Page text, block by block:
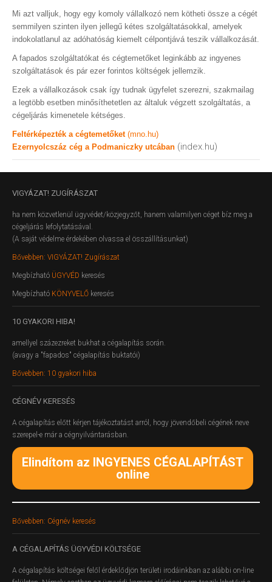
Mi azt valljuk, hogy egy komoly vállalkozó nem kötheti össze a cégét
semmilyen szinten ilyen jellegű kétes szolgáltatásokkal, amelyek
indokolatlanul az adóhatóság kiemelt célpontjává teszik vállalkozását.
A fapados szolgáltatókat és cégtemetőket leginkább az ingyenes
szolgáltatások és pár ezer forintos költségek jellemzik.
Ezek a vállalkozások csak így tudnak ügyfelet szerezni, szakmailag
a legtöbb esetben minősíthetetlen az általuk végzett szolgáltatás, a
cégeljárás kimenetele kétséges.
Feltérképezték a cégtemetőket (mno.hu)
Ezernyolcszáz cég a Podmaniczky utcában (index.hu)
VIGYÁZAT! ZUGÍRÁSZAT
ha nem közvetlenül ügyvédet/közjegyzőt, hanem valamilyen céget bíz meg a
cégeljárás lefolytatásával.
(A saját védelme érdekében olvassa el összállításunkat)
Bővebben: VIGYÁZAT! Zugírászat
Megbízható ÜGYVÉD keresés
Megbízható KÖNYVELŐ keresés
10 GYAKORI HIBA!
amellyel százezreket bukhat a cégalapítás során.
(avagy a "fapados" cégalapítás buktatói)
Bővebben: 10 gyakori hiba
CÉGNÉV KERESÉS
A cégalapítás előtt kérjen tájékoztatást arról, hogy jövendőbeli cégének neve
szerepel-e már a cégnyilvántarásban.
Elindítom az INGYENES CÉGALAPÍTÁST
online
Bővebben: Cégnév keresés
A CÉGALAPÍTÁS ÜGYVÉDI KÖLTSÉGE
A cégalapítás költségei felől érdeklődjön területi irodáinkban az alábbi on-line